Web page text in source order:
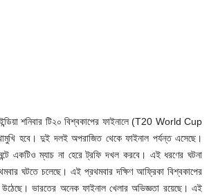
ইন্ডিয়া শনিবার টি২০ বিশ্বকাপের ফাইনালে (T20 World Cup
হবে। দুই দলই অপরাজিত থেকে ফাইনাল পর্যন্ত এসেছে।
একটিও ম্যাচ না হেরে ট্রফি দখল করবে। এই ধরণের ঘটনা
ঘটতে চলেছে। এই প্রথমবার দক্ষিণ আফ্রিকা বিশ্বকাপের
ভারতের অনেক ফাইনাল খেলার অভিজ্ঞতা রয়েছে। এই